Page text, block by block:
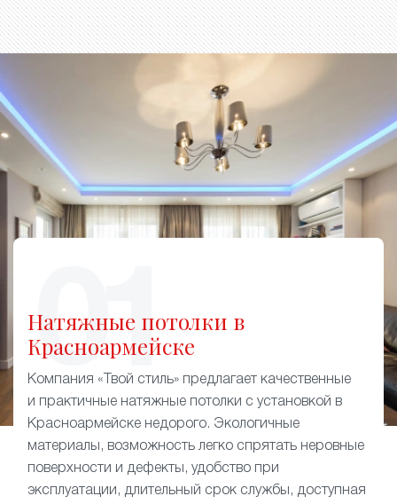
Натяжные потолки в
Красноармейске
Компания «Твой стиль» предлагает качественные
и практичные натяжные потолки с установкой в
Красноармейске недорого. Экологичные
материалы, возможность легко спрятать неровные
поверхности и дефекты, удобство при
эксплуатации, длительный срок службы, доступная